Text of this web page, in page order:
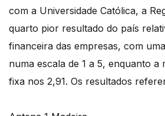
com a Universidade Católica, a
quarto pior resultado do país
financeira das empresas, com
numa escala de 1 a 5, enquanto a
fixa nos 2,91. Os resultados